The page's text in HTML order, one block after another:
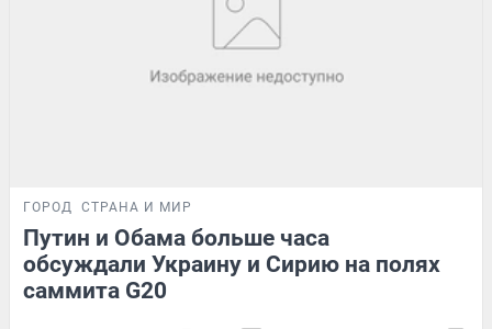
ГОРОД СТРАНА И МИР
Путин и Обама больше часа
обсуждали Украину и Сирию на полях
саммита G20